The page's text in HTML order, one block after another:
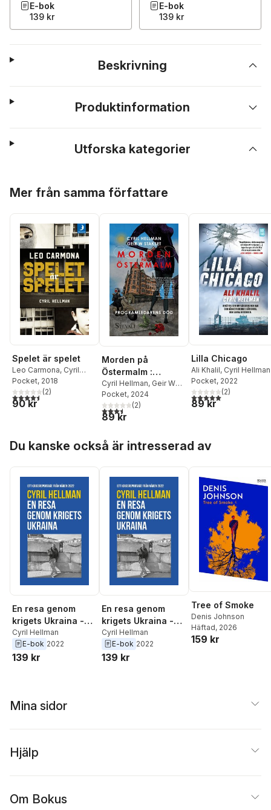
E-bok
139 kr
E-bok
139 kr
Beskrivning
Produktinformation
Utforska kategorier
Mer från samma författare
Spelet är spelet
Leo Carmona, Cyril
Hellman
Pocket, 2018
4,5utav 5 stjärnor. Totalt antal röster:
(2)
90 kr
Morden på
Östermalm :
programledarens
död
Cyril Hellman, Geir W
Stakset
Pocket, 2024
3,5utav 5 stjärnor. Totalt antal röster:
(2)
89 kr
Lilla Chicago
Ali Khalil, Cyril Hellman
Pocket, 2022
5,0utav 5 stjärnor.
(2)
89 kr
Du kanske också är intresserad av
En resa genom
krigets Ukraina -
Ett krigsreportage
från våren 2022
Cyril Hellman
E-bok 2022
139 kr
En resa genom
krigets Ukraina -
Ett krigsreportage
från våren 2022
Cyril Hellman
E-bok 2022
139 kr
Tree of Smoke
Denis Johnson
Häftad, 2026
159 kr
Mina sidor
Hjälp
Om Bokus